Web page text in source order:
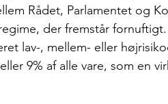
Rådet, Parlamentet og
der fremstår
lav-, mellem- eller
9% af alle vare, som en